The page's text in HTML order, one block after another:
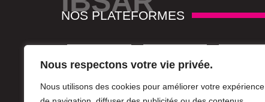
Nous respectons votre vie privée.
Nous utilisons des cookies pour améliorer votre expérience
NOS PLATEFORMES